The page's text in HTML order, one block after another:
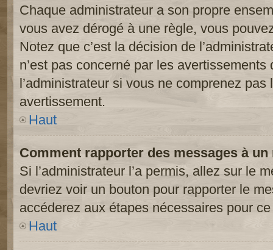
Chaque administrateur a son propre
vous avez dérogé à une règle, vous
Notez que c’est la décision de
n’est pas concerné par les avertissements
l’administrateur si vous ne comprenez
avertissement.
Haut
Comment rapporter des messages à
Si l’administrateur l’a permis, allez sur le
devriez voir un bouton pour rapporter le
accéderez aux étapes nécessaires pour
Haut